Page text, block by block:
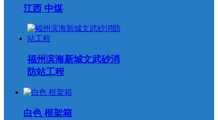
江西 中煤
福州滨海新城文武砂消
防站工程
白色 框架箱